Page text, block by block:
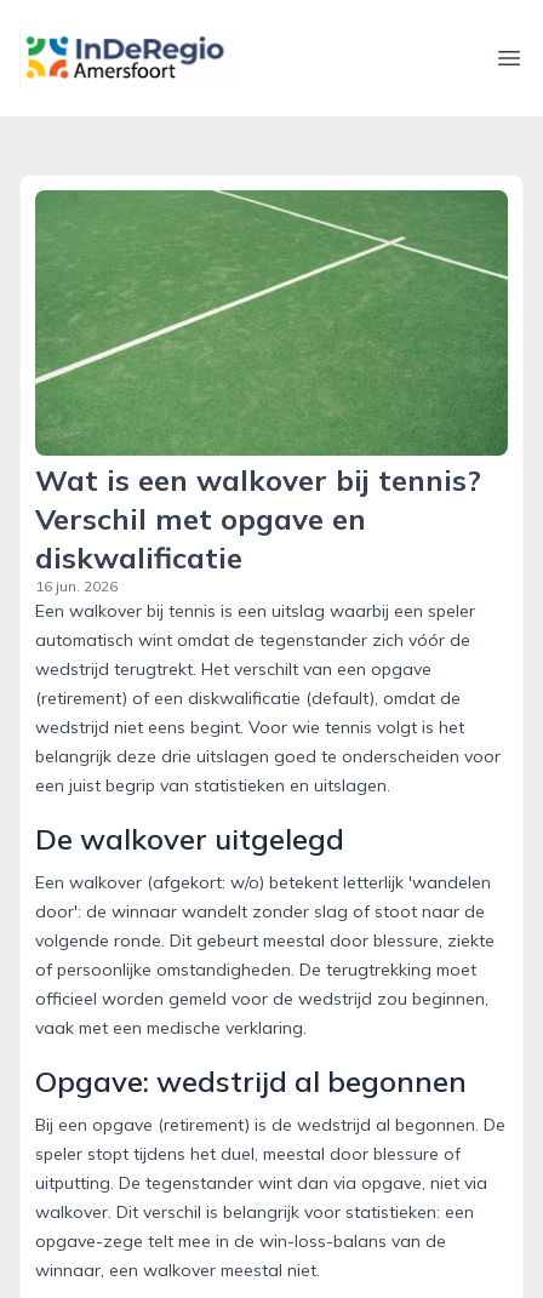
inderegioamersfoort.nl
Wat is een walkover bij tennis?
Verschil met opgave en
diskwalificatie
16 jun. 2026
Een walkover bij tennis is een uitslag waarbij een speler
automatisch wint omdat de tegenstander zich vóór de
wedstrijd terugtrekt. Het verschilt van een opgave
(retirement) of een diskwalificatie (default), omdat de
wedstrijd niet eens begint. Voor wie tennis volgt is het
belangrijk deze drie uitslagen goed te onderscheiden voor
een juist begrip van statistieken en uitslagen.
De walkover uitgelegd
Een walkover (afgekort: w/o) betekent letterlijk 'wandelen
door': de winnaar wandelt zonder slag of stoot naar de
volgende ronde. Dit gebeurt meestal door blessure, ziekte
of persoonlijke omstandigheden. De terugtrekking moet
officieel worden gemeld voor de wedstrijd zou beginnen,
vaak met een medische verklaring.
Opgave: wedstrijd al begonnen
Bij een opgave (retirement) is de wedstrijd al begonnen. De
speler stopt tijdens het duel, meestal door blessure of
uitputting. De tegenstander wint dan via opgave, niet via
walkover. Dit verschil is belangrijk voor statistieken: een
opgave-zege telt mee in de win-loss-balans van de
winnaar, een walkover meestal niet.